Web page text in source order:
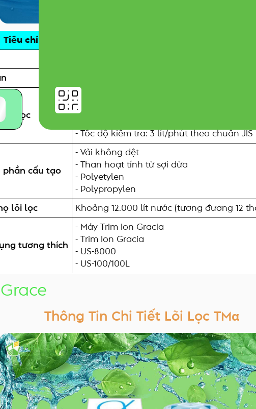
Tiêu chí
lọc
- Lọc theo tiêu chuẩn JIS: loại bỏ 13+6 loại
- Công suất lọc: 12 tấn nước
- Tốc độ kiểm tra: 3 lít/phút theo chuẩn JIS
phần cấu tạo
- Vải không dệt
- Than hoạt tính từ sợi dừa
- Polyetylen
- Polypropylen
lõi lọc Khoảng 12.000 lít nước (tương đương 12
tương thích
- Máy Trim Ion Gracia
- Trim Ion Gracia
- US-8000
- US-100/100L
Thông Tin Chi Tiết Lõi Lọc TMα